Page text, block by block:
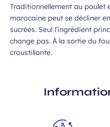
Traditionnellement au poulet
marocaine peut se décliner
sucrées. Seul l’ingrédient
change pas. À la sortie du
croustillante.